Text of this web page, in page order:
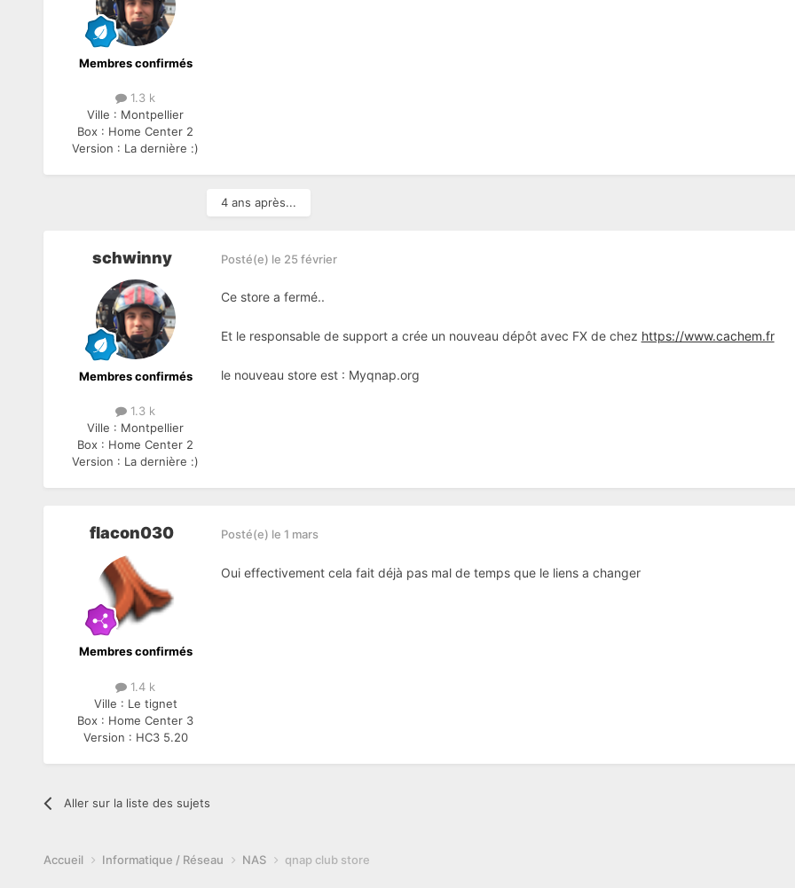
Membres confirmés
1.3 k
Ville : Montpellier
Box : Home Center 2
Version : La dernière :)
4 ans après...
schwinny
Membres confirmés
1.3 k
Ville : Montpellier
Box : Home Center 2
Version : La dernière :)
Posté(e) le 25 février
Ce store a fermé..
Et le responsable de support a crée un nouveau dépôt avec FX de chez https://www.cachem.fr
le nouveau store est : Myqnap.org
flacon030
Membres confirmés
1.4 k
Ville : Le tignet
Box : Home Center 3
Version : HC3 5.20
Posté(e) le 1 mars
Oui effectivement cela fait déjà pas mal de temps que le liens a changer
Aller sur la liste des sujets
Accueil Informatique / Réseau NAS qnap club store